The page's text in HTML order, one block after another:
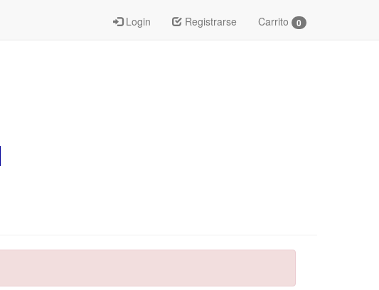
Login Registrarse Carrito 0